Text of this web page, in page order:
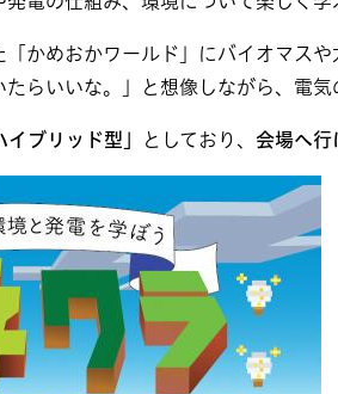
かめおかワールド」にバイオマス
らいいな。」と想像しながら、電気
ブリッド型」 としており、 会場へ行